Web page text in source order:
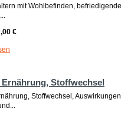
mit Wohlbefinden,
€
Ernährung, Stoffwechsel
Stoffwechsel,